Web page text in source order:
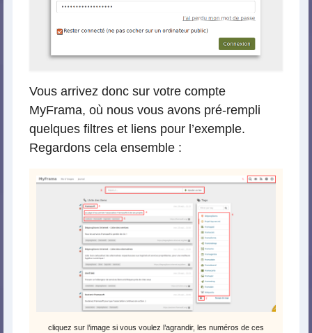
Vous arrivez donc sur votre compte
MyFrama, où nous vous avons pré-rempli
quelques filtres et liens pour l’exemple.
Regardons cela ensemble :
cliquez sur l’image si vous voulez l’agrandir, les numéros de ces